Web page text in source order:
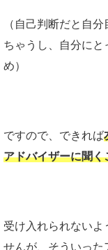
（自己判断だと自
ちゃうし、自分にと
め）
ですので、できれば
アドバイザーに聞く
受け入れられないよ
せんが、そういった